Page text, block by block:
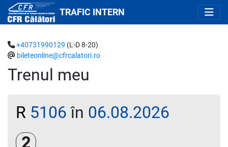
TRAFIC INTERN
Trenul meu
+40731990129 (L-D 8-20)
bileteonline@cfrcalatori.ro
R 5106 în 06.08.2026
Clasa a 2-a